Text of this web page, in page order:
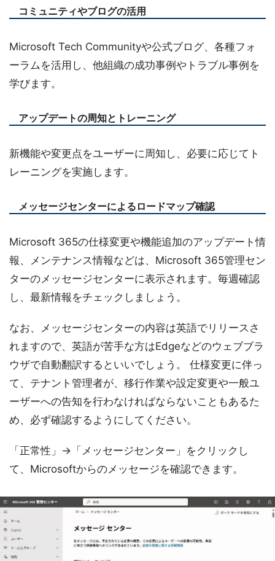
コミュニティやブログの活用
Microsoft Tech Communityや公式ブログ、各種フォ
ーラムを活用し、他組織の成功事例やトラブル事例を
学びます。
アップデートの周知とトレーニング
新機能や変更点をユーザーに周知し、必要に応じてト
レーニングを実施します。
メッセージセンターによるロードマップ確認
Microsoft 365の仕様変更や機能追加のアップデート情
報、メンテナンス情報などは、Microsoft 365管理セン
ターのメッセージセンターに表示されます。毎週確認
し、最新情報をチェックしましょう。
なお、メッセージセンターの内容は英語でリリースさ
れますので、英語が苦手な方はEdgeなどのウェブブラ
ウザで自動翻訳するといいでしょう。 仕様変更に伴っ
て、テナント管理者が、移行作業や設定変更や一般ユ
ーザーへの告知を行わなければならないこともあるた
め、必ず確認するようにしてください。
「正常性」→「メッセージセンター」をクリックし
て、Microsoftからのメッセージを確認できます。